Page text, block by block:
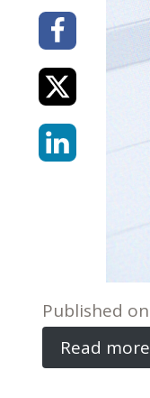
Published on
Read more